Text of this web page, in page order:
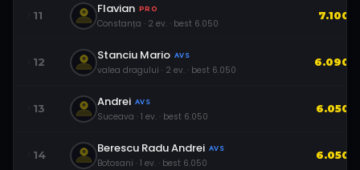
11 Flavian PRO
Constanța · 2 ev. · best 6.050
7.100
12 Stanciu Mario AVS
valea dragului · 2 ev. · best 6.050
6.090
13 Andrei AVS
Suceava · 1 ev. · best 6.050
6.050
14 Berescu Radu Andrei AVS
Botosani · 1 ev. · best 6.050
6.050